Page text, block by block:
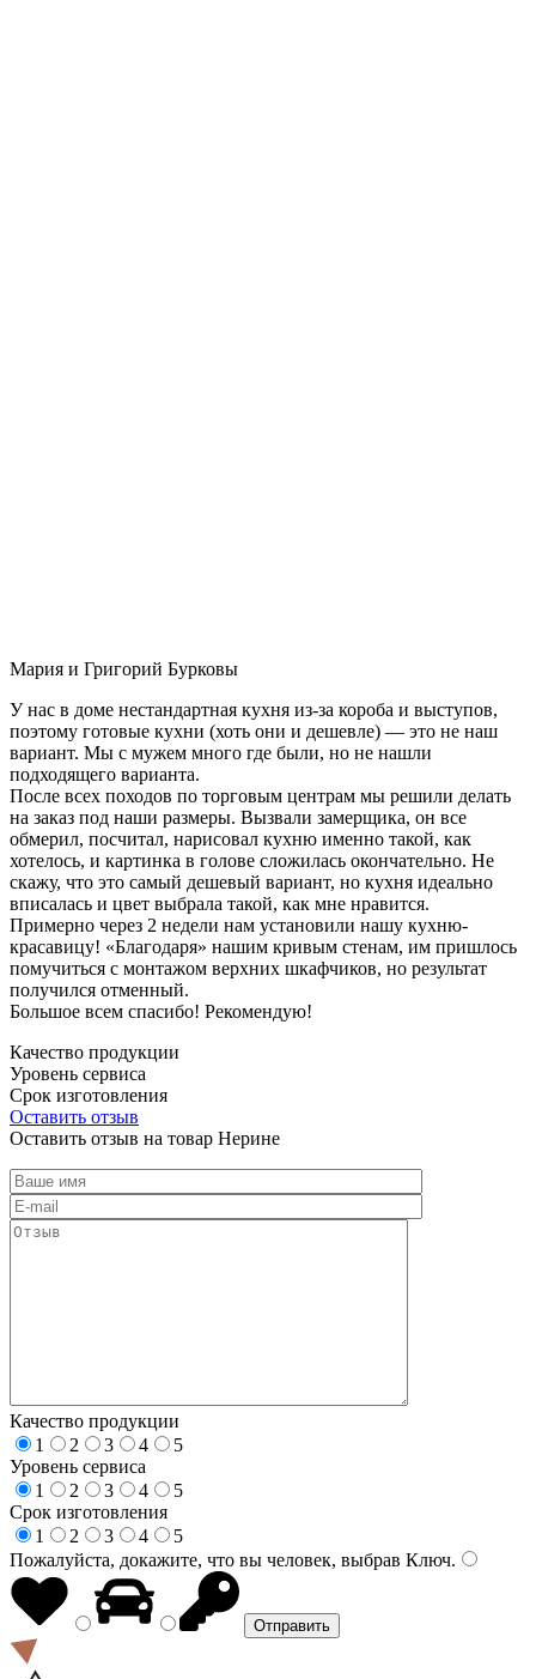
Мария и Григорий Бурковы
У нас в доме нестандартная кухня из-за короба и выступов,
поэтому готовые кухни (хоть они и дешевле) — это не наш
вариант. Мы с мужем много где были, но не нашли
подходящего варианта.
После всех походов по торговым центрам мы решили делать
на заказ под наши размеры. Вызвали замерщика, он все
обмерил, посчитал, нарисовал кухню именно такой, как
хотелось, и картинка в голове сложилась окончательно. Не
скажу, что это самый дешевый вариант, но кухня идеально
вписалась и цвет выбрала такой, как мне нравится.
Примерно через 2 недели нам установили нашу кухню-
красавицу! «Благодаря» нашим кривым стенам, им пришлось
помучиться с монтажом верхних шкафчиков, но результат
получился отменный.
Большое всем спасибо! Рекомендую!
Качество продукции
Уровень сервиса
Срок изготовления
Оставить отзыв
Оставить отзыв на товар Нерине
Качество продукции
1
2 3 4
5
Уровень сервиса
1
2 3 4
5
Срок изготовления
1
2 3 4
5
Пожалуйста, докажите, что вы человек, выбрав Ключ.